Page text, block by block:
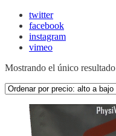
twitter
facebook
instagram
vimeo
Mostrando el único resultado